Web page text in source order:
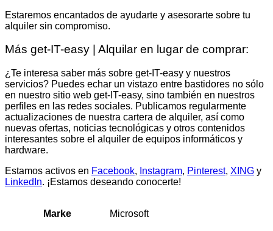
Estaremos encantados de ayudarte y asesorarte sobre tu
alquiler sin compromiso.
Más get-IT-easy | Alquilar en lugar de comprar:
¿Te interesa saber más sobre get-IT-easy y nuestros
servicios? Puedes echar un vistazo entre bastidores no sólo
en nuestro sitio web get-IT-easy, sino también en nuestros
perfiles en las redes sociales. Publicamos regularmente
actualizaciones de nuestra cartera de alquiler, así como
nuevas ofertas, noticias tecnológicas y otros contenidos
interesantes sobre el alquiler de equipos informáticos y
hardware.
Estamos activos en Facebook, Instagram, Pinterest, XING y
LinkedIn. ¡Estamos deseando conocerte!
Marke Microsoft